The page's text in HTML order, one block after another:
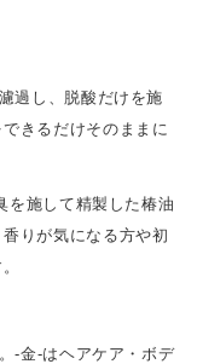
過し、脱酸だけを施
きるだけそのままに
を施して精製した椿油
りが気になる方や初
-金-はヘアケア・ボデ